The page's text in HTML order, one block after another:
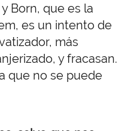
Born, que es la
es un intento de
más
y fracasan.
que no se puede